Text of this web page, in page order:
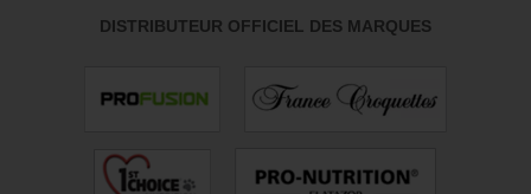
DISTRIBUTEUR OFFICIEL DES MARQUES